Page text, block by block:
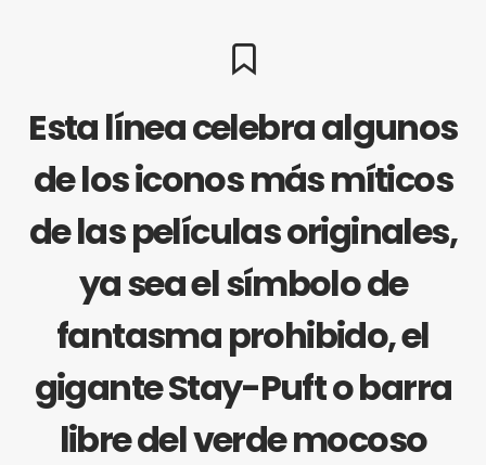
Esta línea celebra algunos
de los iconos más míticos
de las películas originales,
ya sea el símbolo de
fantasma prohibido, el
gigante Stay-Puft o barra
libre del verde mocoso